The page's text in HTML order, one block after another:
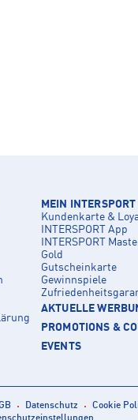
MEIN INTERSPORT
Kundenkarte &
INTERSPORT App
INTERSPORT
Gold
Gutscheinkarte
Gewinnspiele
AKTUELLE
PROMOTIONS &
EVENTS
Datenschutz
Cookie